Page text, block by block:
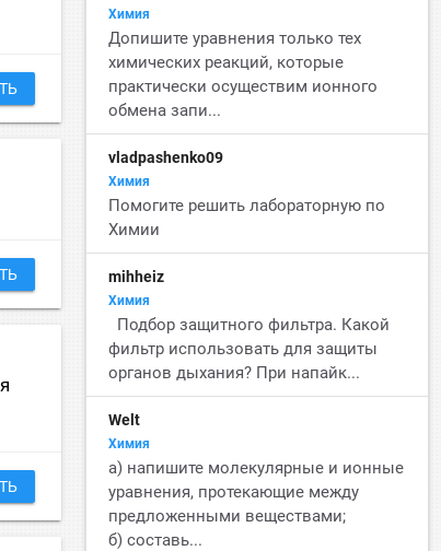
Химия
Допишите уравнения только тех
химических реакций, которые
практически осуществим ионного
обмена запи...
vladpashenko09
Химия
Помогите решить лабораторную по
Химии
mihheiz
Химия
Подбор защитного фильтра. Какой
фильтр использовать для защиты
органов дыхания? При напайк...
Welt
Химия
а) напишите молекулярные и ионные
уравнения, протекающие между
предложенными веществами;
б) составь...